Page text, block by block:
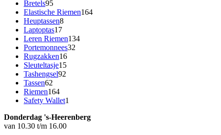
Bretels9595
producten
Elastische Riemen164164
Heuptassen88
Laptoptas1717
producten
Leren Riemen134134
Portemonnees32
Rugzakken1616
Sleuteltasje1515
Tashengsel92
Tassen62
producten
Riemen164164
producten
Safety Wallet1
Donderdag 's-Heerenberg
van 10.30 t/m 16.00